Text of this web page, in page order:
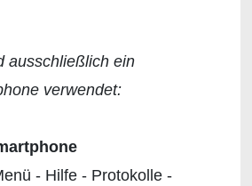
ausschließlich ein
verwendet:
- Hilfe - Protokolle -